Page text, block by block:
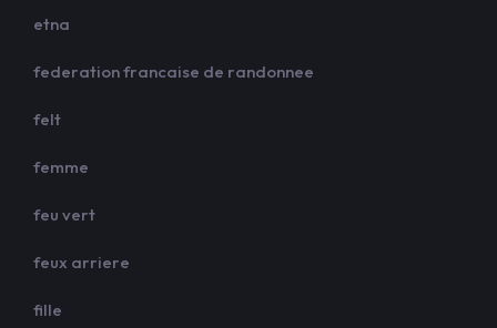
etna
federation francaise de randonnee
felt
femme
feu vert
feux arriere
fille